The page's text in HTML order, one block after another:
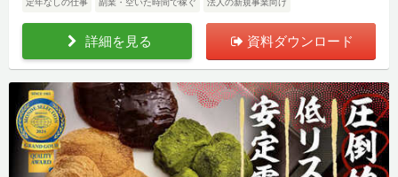
定年なしの仕事 副業・空いた時間で稼ぐ 法人の新規事業向け
詳細を見る 資料ダウンロード